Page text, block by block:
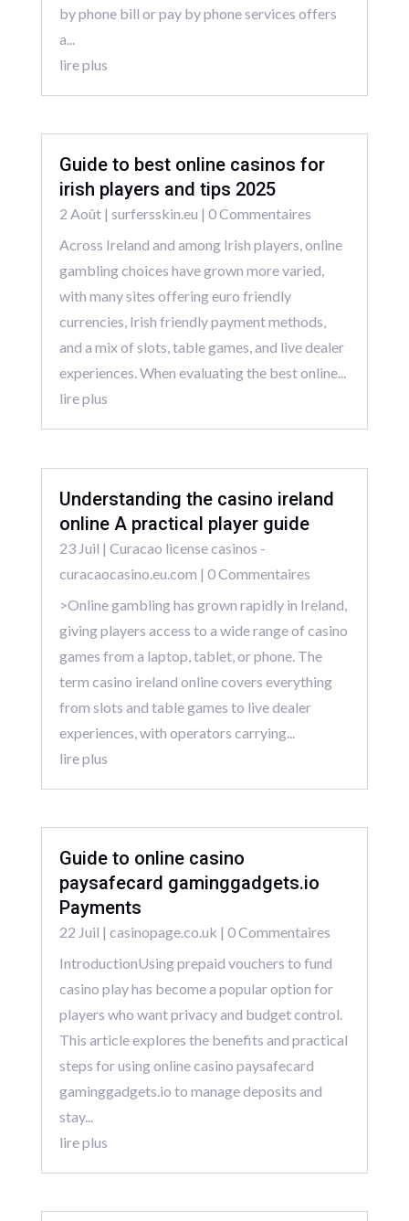
by phone bill or pay by phone services offers
a...
lire plus
Guide to best online casinos for
irish players and tips 2025
2 Août| surfersskin.eu | 0 Commentaires
Across Ireland and among Irish players, online
gambling choices have grown more varied,
with many sites offering euro friendly
currencies, Irish friendly payment methods,
and a mix of slots, table games, and live dealer
experiences. When evaluating the best online...
lire plus
Understanding the casino ireland
online A practical player guide
23 Juil | Curacao license casinos -
curacaocasino.eu.com | 0 Commentaires
>Online gambling has grown rapidly in Ireland,
giving players access to a wide range of casino
games from a laptop, tablet, or phone. The
term casino ireland online covers everything
from slots and table games to live dealer
experiences, with operators carrying...
lire plus
Guide to online casino
paysafecard gaminggadgets.io
Payments
22 Juil | casinopage.co.uk | 0 Commentaires
IntroductionUsing prepaid vouchers to fund
casino play has become a popular option for
players who want privacy and budget control.
This article explores the benefits and practical
steps for using online casino paysafecard
gaminggadgets.io to manage deposits and
stay...
lire plus